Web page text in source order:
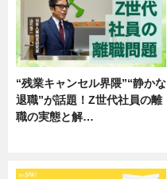
“残業キャンセル界隈”“静かな
退職”が話題！Z世代社員の離
職の実態と解…